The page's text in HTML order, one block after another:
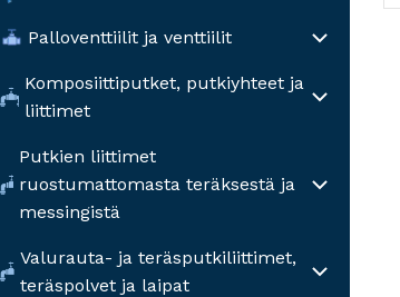
Palloventtiilit ja venttiilit
Komposiittiputket, putkiyhteet ja
liittimet
Putkien liittimet
ruostumattomasta teräksestä ja
messingistä
Valurauta- ja teräsputkiliittimet,
teräspolvet ja laipat